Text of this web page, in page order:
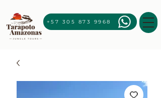
+57 305 873 9968